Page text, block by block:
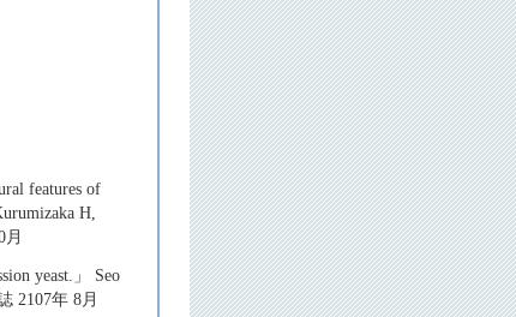
features of
H,
月
yeast.」 Seo
2107年 8月